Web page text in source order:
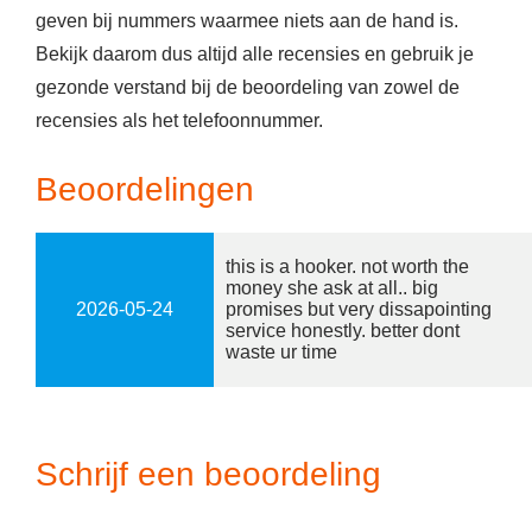
geven bij nummers waarmee niets aan de hand is.
Bekijk daarom dus altijd alle recensies en gebruik je
gezonde verstand bij de beoordeling van zowel de
recensies als het telefoonnummer.
Beoordelingen
2026-05-24
this is a hooker. not worth the
money she ask at all.. big
promises but very dissapointing
service honestly. better dont
waste ur time
Schrijf een beoordeling